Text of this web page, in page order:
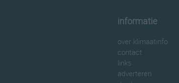
informatie
over klimaatinfo
contact
links
adverteren